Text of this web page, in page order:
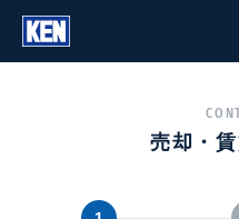
売却・